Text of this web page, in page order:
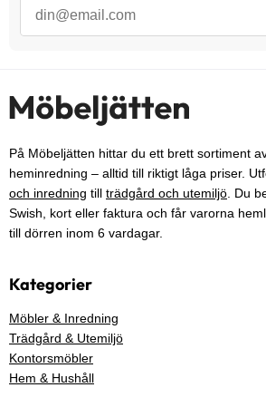
På Möbeljätten hittar du ett brett sortiment
heminredning – alltid till riktigt låga priser.
och inredning till trädgård och utemiljö . Du
Swish, kort eller faktura och får varorna
till dörren inom 6 vardagar.
Kategorier
Möbler & Inredning
Trädgård & Utemiljö
Kontorsmöbler
Hem & Hushåll